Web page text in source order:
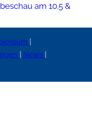
am 10.5 &
News